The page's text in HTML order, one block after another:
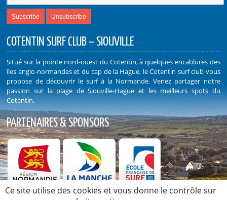
COTENTIN SURF CLUB – SIOUVILLE
Situé sur la pointe nord-ouest du Cotentin, à quelques encablures des
îles anglo-normandes et du cap de la Hague, le Cotentin surf club vous
propose de découvrir le surf à la Normande. Venez partager notre
passion sur la plage de Siouville-Hague et les meilleurs spots du
Cotentin.
PARTENAIRES & SPONSORS
Découvrez nos Partenaires et Sponsors
Ce site utilise des cookies et vous donne le contrôle sur